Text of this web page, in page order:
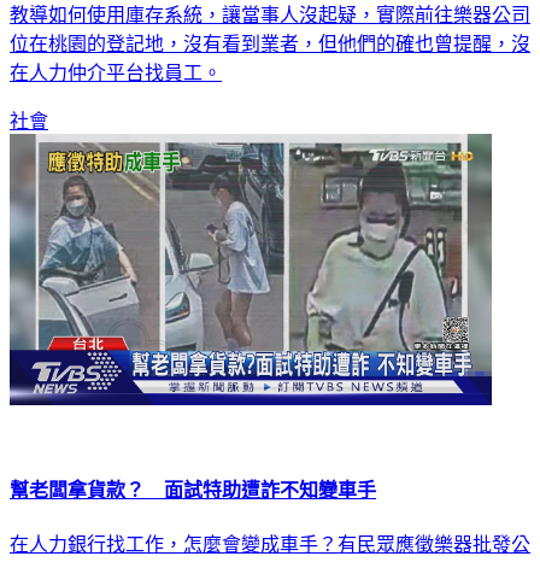
教導如何使用庫存系統，讓當事人沒起疑，實際前往樂器公司
位在桃園的登記地，沒有看到業者，但他們的確也曾提醒，沒
在人力仲介平台找員工。
社會
幫老闆拿貨款？ 面試特助遭詐不知變車手
在人力銀行找工作，怎麼會變成車手？有民眾應徵樂器批發公